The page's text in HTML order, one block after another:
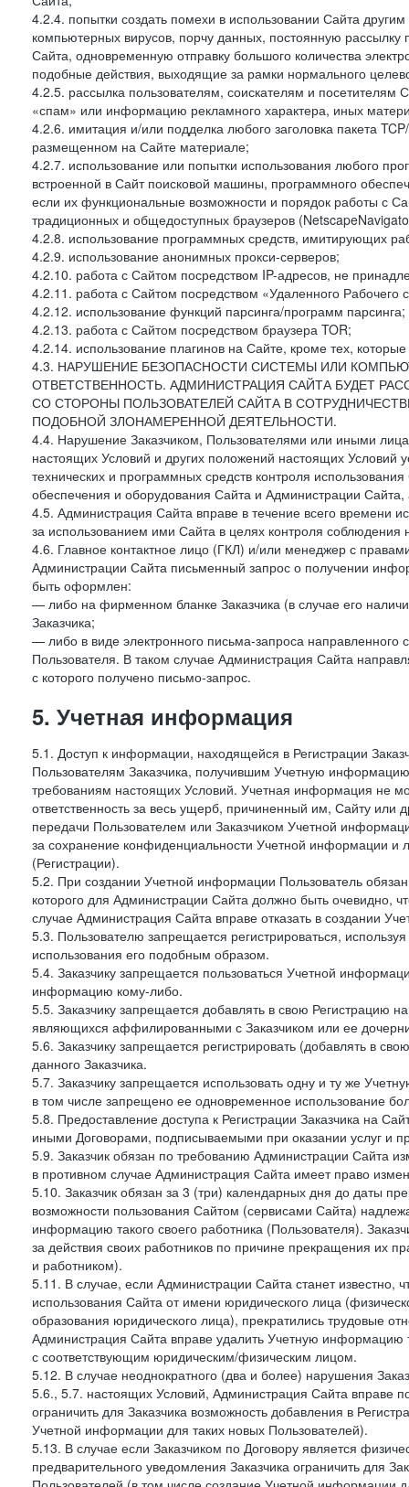
4.2.4. попытки создать помехи в использовании Сайта
компьютерных вирусов, порчу данных, постоянную
Сайта, одновременную отправку большого количества
подобные действия, выходящие за рамки нормального
4.2.5. рассылка пользователям, соискателям и
«спам» или информацию рекламного характера, иных
4.2.6. имитация и/или подделка любого заголовка пакета
размещенном на Сайте материале;
4.2.7. использование или попытки использования любого
встроенной в Сайт поисковой машины, программного
если их функциональные возможности и порядок работы с
традиционных и общедоступных браузеров
4.2.8. использование программных средств, имитирующих
4.2.9. использование анонимных прокси-серверов;
4.2.10. работа с Сайтом посредством IP-адресов, не
4.2.11. работа с Сайтом посредством «Удаленного Рабочего
4.2.12. использование функций парсинга/программ парсинга;
4.2.13. работа с Сайтом посредством браузера TOR;
4.2.14. использование плагинов на Сайте, кроме тех,
4.3. НАРУШЕНИЕ БЕЗОПАСНОСТИ СИСТЕМЫ ИЛИ
ОТВЕТСТВЕННОСТЬ. АДМИНИСТРАЦИЯ САЙТА БУДЕТ
СО СТОРОНЫ ПОЛЬЗОВАТЕЛЕЙ САЙТА В
ПОДОБНОЙ ЗЛОНАМЕРЕННОЙ ДЕЯТЕЛЬНОСТИ.
4.4. Нарушение Заказчиком, Пользователями или иными
настоящих Условий и других положений настоящих Условий
технических и программных средств контроля
обеспечения и оборудования Сайта и Администрации
4.5. Администрация Сайта вправе в течение всего времени
за использованием ими Сайта в целях контроля
4.6. Главное контактное лицо (ГКЛ) и/или менеджер с
Администрации Сайта письменный запрос о получении
быть оформлен:
— либо на фирменном бланке Заказчика (в случае его
Заказчика;
— либо в виде электронного письма-запроса направленного
Пользователя. В таком случае Администрация Сайта
с которого получено письмо-запрос.
5. Учетная информация
5.1. Доступ к информации, находящейся в Регистрации
Пользователям Заказчика, получившим Учетную
требованиям настоящих Условий. Учетная информация не
ответственность за весь ущерб, причиненный им, Сайту
передачи Пользователем или Заказчиком Учетной
за сохранение конфиденциальности Учетной информации
(Регистрации).
5.2. При создании Учетной информации Пользователь
которого для Администрации Сайта должно быть очевидно,
случае Администрация Сайта вправе отказать в создании
5.3. Пользователю запрещается регистрироваться,
использования его подобным образом.
5.4. Заказчику запрещается пользоваться Учетной
информацию кому-либо.
5.5. Заказчику запрещается добавлять в свою Регистрацию
являющихся аффилированными с Заказчиком или ее
5.6. Заказчику запрещается регистрировать (добавлять в
данного Заказчика.
5.7. Заказчику запрещается использовать одну и ту же
в том числе запрещено ее одновременное использование
5.8. Предоставление доступа к Регистрации Заказчика на
иными Договорами, подписываемыми при оказании услуг и
5.9. Заказчик обязан по требованию Администрации Сайта
в противном случае Администрация Сайта имеет право
5.10. Заказчик обязан за 3 (три) календарных дня до даты
возможности пользования Сайтом (сервисами Сайта)
информацию такого своего работника (Пользователя).
за действия своих работников по причине прекращения их
и работником).
5.11. В случае, если Администрации Сайта станет
использования Сайта от имени юридического лица
образования юридического лица), прекратились трудовые
Администрация Сайта вправе удалить Учетную информацию
с соответствующим юридическим/физическим лицом.
5.12. В случае неоднократного (два и более) нарушения
5.6., 5.7. настоящих Условий, Администрация Сайта вправе
ограничить для Заказчика возможность добавления в
Учетной информации для таких новых Пользователей).
5.13. В случае если Заказчиком по Договору является
предварительного уведомления Заказчика ограничить для